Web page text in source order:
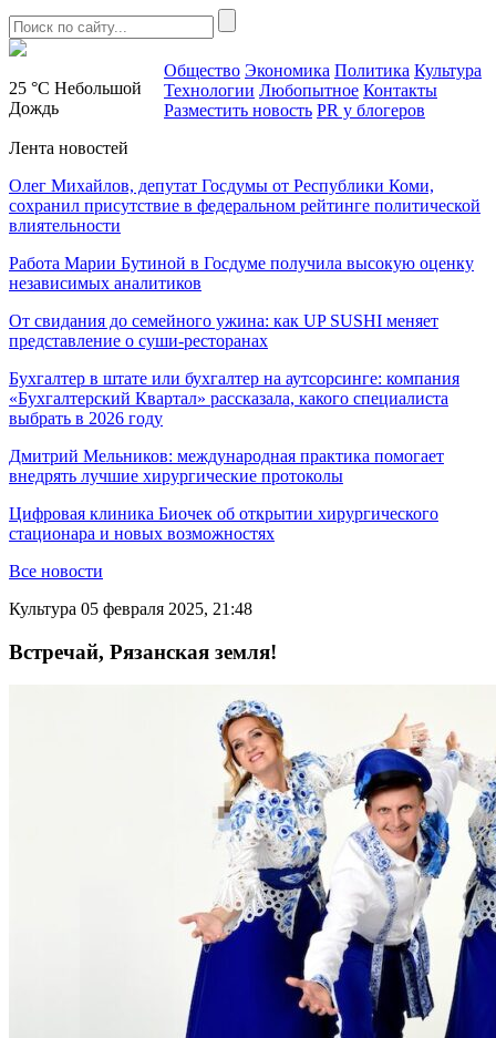
25 °C Небольшой
Дождь
Общество Экономика Политика Культура
Технологии Любопытное Контакты
Разместить новость PR у блогеров
Лента новостей
Олег Михайлов, депутат Госдумы от Республики Коми,
сохранил присутствие в федеральном рейтинге политической
влиятельности
Работа Марии Бутиной в Госдуме получила высокую оценку
независимых аналитиков
От свидания до семейного ужина: как UP SUSHI меняет
представление о суши-ресторанах
Бухгалтер в штате или бухгалтер на аутсорсинге: компания
«Бухгалтерский Квартал» рассказала, какого специалиста
выбрать в 2026 году
Дмитрий Мельников: международная практика помогает
внедрять лучшие хирургические протоколы
Цифровая клиника Биочек об открытии хирургического
стационара и новых возможностях
Все новости
Культура 05 февраля 2025, 21:48
Встречай, Рязанская земля!